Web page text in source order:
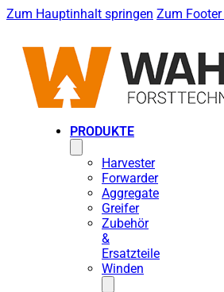
Zum Hauptinhalt springen Zum
PRODUKTE
Harvester
Forwarder
Aggregate
Greifer
Zubehör
&
Ersatzteile
Winden